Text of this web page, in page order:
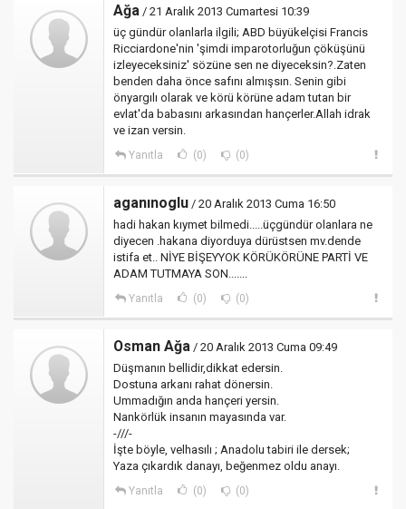
Ağa / 21 Aralık 2013 Cumartesi 10:39
üç gündür olanlarla ilgili; ABD büyükelçisi Francis
Ricciardone'nin 'şimdi imparotorluğun çöküşünü
izleyeceksiniz' sözüne sen ne diyeceksin?.Zaten
benden daha önce safını almışsın. Senin gibi
önyargılı olarak ve körü körüne adam tutan bir
evlat'da babasını arkasından hançerler.Allah idrak
ve izan versin.
Yanıtla (0) (0)
aganınoglu / 20 Aralık 2013 Cuma 16:50
hadi hakan kıymet bilmedi.....üçgündür olanlara ne
diyecen .hakana diyorduya dürüstsen mv.dende
istifa et.. NİYE BİŞEYYOK KÖRÜKÖRÜNE PARTİ VE
ADAM TUTMAYA SON.......
Yanıtla (0) (0)
Osman Ağa / 20 Aralık 2013 Cuma 09:49
Düşmanın bellidir,dikkat edersin.
Dostuna arkanı rahat dönersin.
Ummadığın anda hançeri yersin.
Nankörlük insanın mayasında var.
-///-
İşte böyle, velhasılı ; Anadolu tabiri ile dersek;
Yaza çıkardık danayı, beğenmez oldu anayı.
Yanıtla (0) (0)